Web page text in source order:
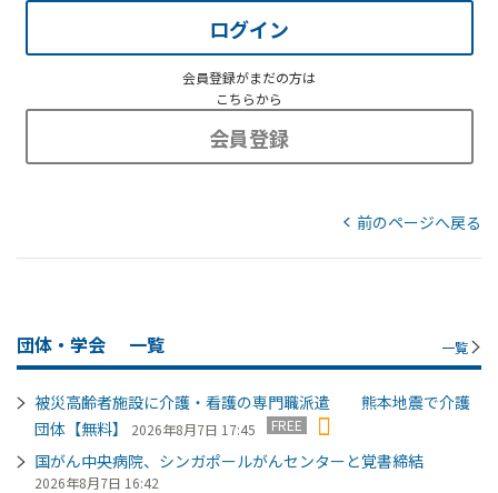
ログイン
会員登録がまだの方は
こちらから
会員登録
前のページへ戻る
団体・学会 一覧 一覧
被災高齢者施設に介護・看護の専門職派遣 熊本地震で介護
団体【無料】
2026年8月7日 17:45 FREE
国がん中央病院、シンガポールがんセンターと覚書締結
2026年8月7日 16:42